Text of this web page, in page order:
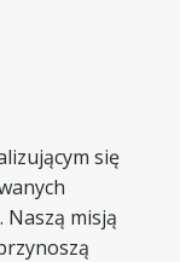
się
misją